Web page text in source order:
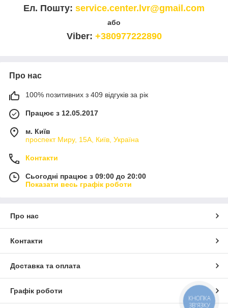
Ел. Пошту: service.center.lvr@gmail.com
або
Viber: +380977222890
Про нас
100% позитивних з 409 відгуків за рік
Працює з 12.05.2017
м. Київ
проспект Миру, 15А, Київ, Україна
Контакти
Сьогодні працює з 09:00 до 20:00
Показати весь графік роботи
Про нас
Контакти
Доставка та оплата
Графік роботи
КНОПКА
ЗВ'ЯЗКУ